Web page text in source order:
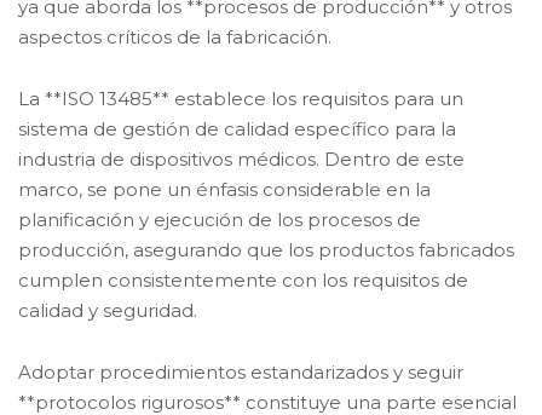
ya que aborda los **procesos de producción** y otros
aspectos críticos de la fabricación.
La **ISO 13485** establece los requisitos para un
sistema de gestión de calidad específico para la
industria de dispositivos médicos. Dentro de este
marco, se pone un énfasis considerable en la
planificación y ejecución de los procesos de
producción, asegurando que los productos fabricados
cumplen consistentemente con los requisitos de
calidad y seguridad.
Adoptar procedimientos estandarizados y seguir
**protocolos rigurosos** constituye una parte esencial